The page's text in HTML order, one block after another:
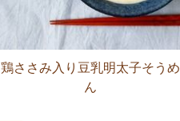
鶏ささみ入り豆乳明太子そうめ
ん